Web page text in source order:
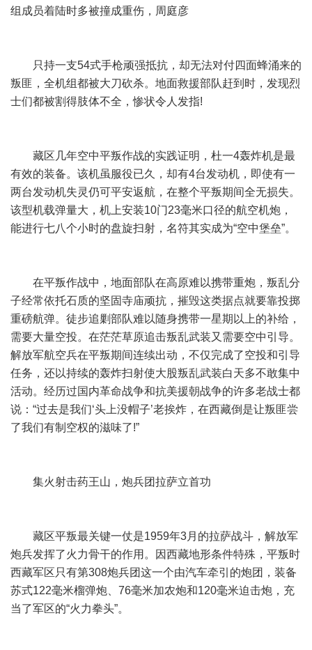
组成员着陆时多被撞成重伤，周庭彦
只持一支54式手枪顽强抵抗，却无法对付四面蜂涌来的
叛匪，全机组都被大刀砍杀。地面救援部队赶到时，发现烈
士们都被割得肢体不全，惨状令人发指!
藏区几年空中平叛作战的实践证明，杜一4轰炸机是最
有效的装备。该机虽服役已久，却有4台发动机，即使有一
两台发动机失灵仍可平安返航，在整个平叛期间全无损失。
该型机载弹量大，机上安装10门23毫米口径的航空机炮，
能进行七八个小时的盘旋扫射，名符其实成为“空中堡垒”。
在平叛作战中，地面部队在高原难以携带重炮，叛乱分
子经常依托石质的坚固寺庙顽抗，摧毁这类据点就要靠投掷
重磅航弹。徒步追剿部队难以随身携带一星期以上的补给，
需要大量空投。在茫茫草原追击叛乱武装又需要空中引导。
解放军航空兵在平叛期间连续出动，不仅完成了空投和引导
任务，还以持续的轰炸扫射使大股叛乱武装白天多不敢集中
活动。经历过国内革命战争和抗美援朝战争的许多老战士都
说：“过去是我们‘头上没帽子’老挨炸，在西藏倒是让叛匪尝
了我们有制空权的滋味了!”
集火射击药王山，炮兵团拉萨立首功
藏区平叛最关键一仗是1959年3月的拉萨战斗，解放军
炮兵发挥了火力骨干的作用。因西藏地形条件特殊，平叛时
西藏军区只有第308炮兵团这一个由汽车牵引的炮团，装备
苏式122毫米榴弹炮、76毫米加农炮和120毫米迫击炮，充
当了军区的“火力拳头”。